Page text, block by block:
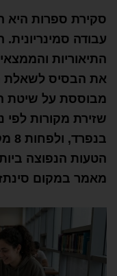
סקירת ספרות היא
עבודה
התיאוריות
את הבסיס לשאלת
מבוססת על שיטת
שזירת מקורות לפי
הטעות הנפוצה
מאמר במקום